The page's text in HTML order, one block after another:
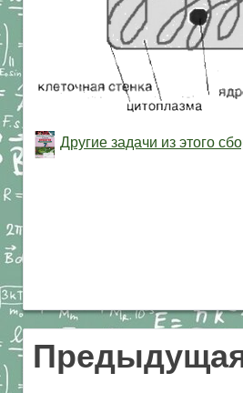
Другие задачи из этого